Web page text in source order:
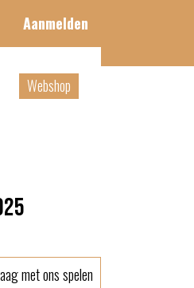
Aanmelden
Webshop
met ons spelen